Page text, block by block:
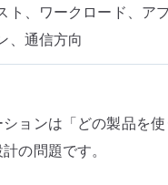
ト、ワークロード、ア
、通信方向
ョンは「どの製品を
の問題です。